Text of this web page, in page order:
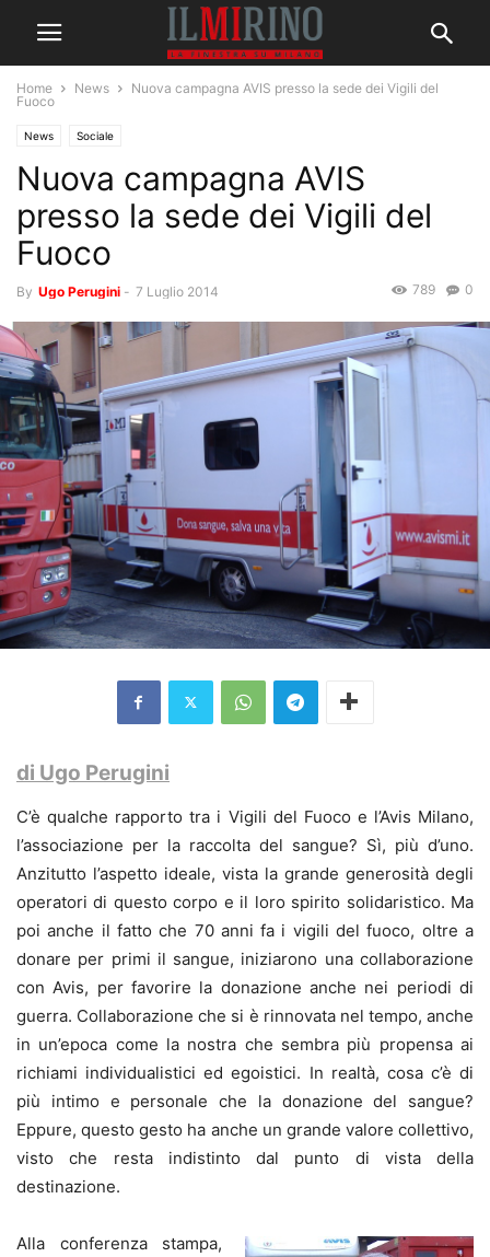
Home News
Nuova campagna AVIS presso la sede dei Vigili del
Fuoco
News Sociale
Nuova campagna AVIS
presso la sede dei Vigili del
Fuoco
By Ugo Perugini - 7 Luglio 2014 0
789
di Ugo Perugini
C’è qualche rapporto tra i Vigili del Fuoco e l’Avis Milano,
l’associazione per la raccolta del sangue? Sì, più d’uno.
Anzitutto l’aspetto ideale, vista la grande generosità degli
operatori di questo corpo e il loro spirito solidaristico. Ma
poi anche il fatto che 70 anni fa i vigili del fuoco, oltre a
donare per primi il sangue, iniziarono una collaborazione
con Avis, per favorire la donazione anche nei periodi di
guerra. Collaborazione che si è rinnovata nel tempo, anche
in un’epoca come la nostra che sembra più propensa ai
richiami individualistici ed egoistici. In realtà, cosa c’è di
più intimo e personale che la donazione del sangue?
Eppure, questo gesto ha anche un grande valore collettivo,
visto che resta indistinto dal punto di vista della
destinazione.
Alla conferenza stampa,